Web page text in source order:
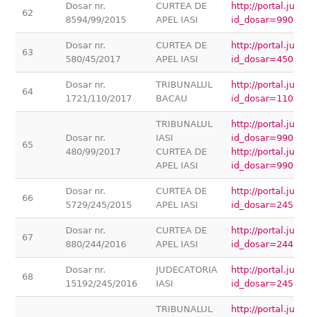
62
Dosar nr.
8594/99/2015
CURTEA DE
APEL IASI
http://
63
Dosar nr.
580/45/2017
CURTEA DE
APEL IASI
http://
64
Dosar nr.
1721/110/2017
TRIBUNALUL
BACAU
http://
65
Dosar nr.
480/99/2017
TRIBUNALUL
IASI
CURTEA DE
APEL IASI
http://
http://
66
Dosar nr.
5729/245/2015
CURTEA DE
APEL IASI
http://
67
Dosar nr.
880/244/2016
CURTEA DE
APEL IASI
http://
68
Dosar nr.
15192/245/2016
JUDECATORIA
IASI
http://
TRIBUNALUL
http://